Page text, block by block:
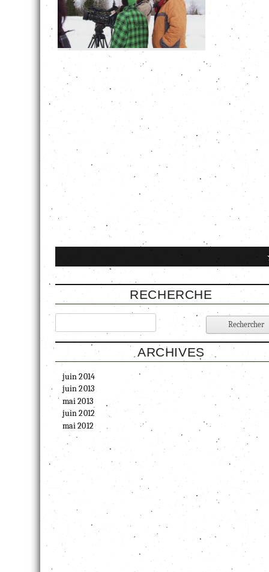
RECHERCHE
ARCHIVES
juin 2014
juin 2013
mai 2013
juin 2012
mai 2012